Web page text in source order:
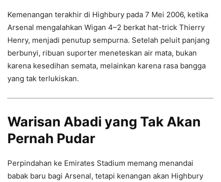
Kemenangan terakhir di Highbury pada 7 Mei 2006, ketika
Arsenal mengalahkan Wigan 4–2 berkat hat-trick Thierry
Henry, menjadi penutup sempurna. Setelah peluit panjang
berbunyi, ribuan suporter meneteskan air mata, bukan
karena kesedihan semata, melainkan karena rasa bangga
yang tak terlukiskan.
Warisan Abadi yang Tak Akan
Pernah Pudar
Perpindahan ke Emirates Stadium memang menandai
babak baru bagi Arsenal, tetapi kenangan akan Highbury